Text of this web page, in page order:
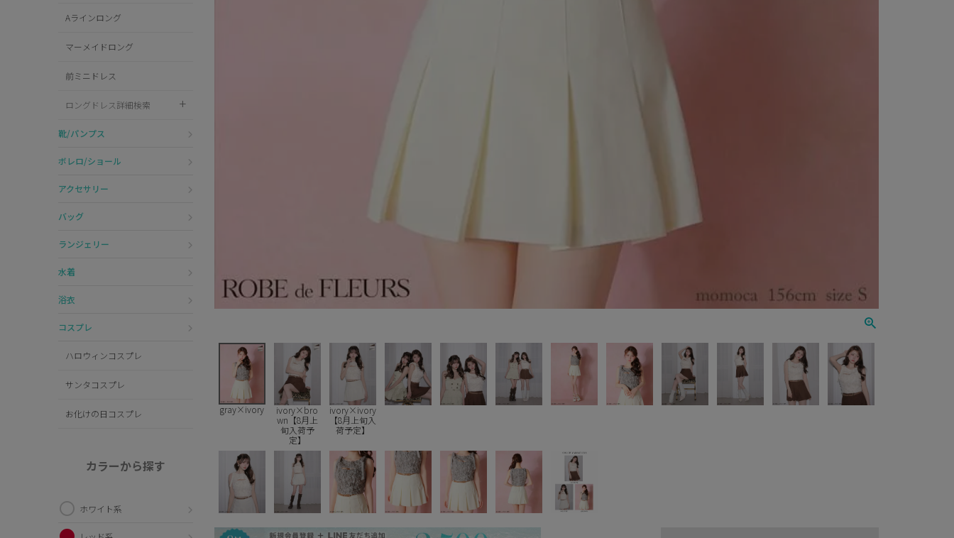
Aラインロング
マーメイドロング
前ミニドレス
ロングドレス詳細検索
靴/パンプス
ボレロ/ショール
アクセサリー
バッグ
ランジェリー
水着
浴衣
コスプレ
ハロウィンコスプレ
サンタコスプレ
お化けの日コスプレ
カラーから探す
ホワイト系
gray×ivory
ivory×bro
wn【8月上
旬入荷予
定】
ivory×ivory
【8月上旬入
荷予定】